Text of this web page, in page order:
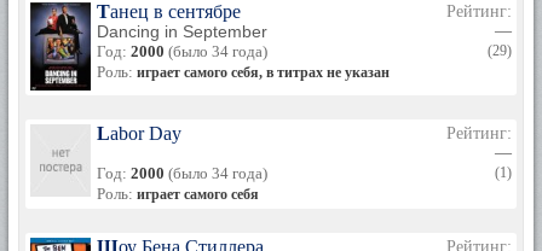
Танец в сентябре
Dancing in September
Год: 2000 (было 34 года)
Роль: играет самого себя, в титрах не указан
Рейтинг:
—
(29)
Labor Day
Год: 2000 (было 34 года)
Роль: играет самого себя
Рейтинг:
—
(1)
Шоу Бена Стиллера
Рейтинг: